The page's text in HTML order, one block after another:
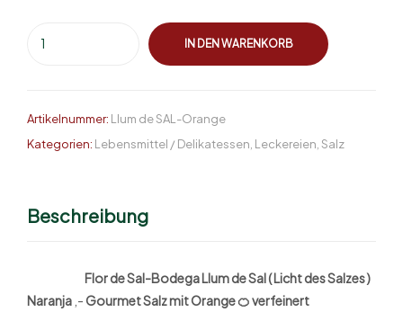
IN DEN WARENKORB
Artikelnummer: Llum de SAL-Orange
Kategorien: Lebensmittel / Delikatessen Leckereien Salz
Beschreibung
Flor de Sal-Bodega Llum de Sal ( Licht des Salzes )
Naranja ,- Gourmet Salz mit Orange 🍊 verfeinert